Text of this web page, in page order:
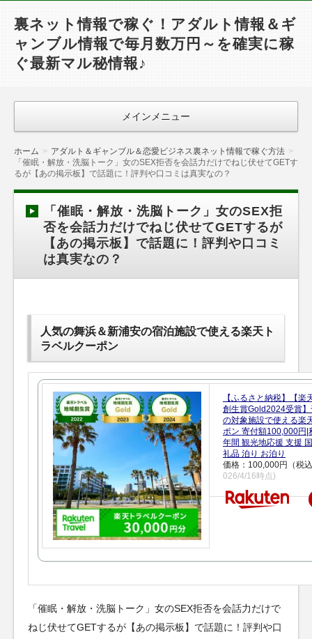
裏ネット情報で稼ぐ！アダルト情報＆ギ
ャンブル情報で毎月数万円～を確実に稼
ぐ最新マル秘情報♪
メインメニュー
ホーム
アダルト＆ギャンブル＆恋愛ビジネス裏ネット情報で稼ぐ方法
「催眠・解放・洗脳トーク」女のSEX拒否を会話力だけでねじ伏せてGETす
るが【あの掲示板】で話題に！評判や口コミは真実なの？
「催眠・解放・洗脳トーク」女のSEX拒
否を会話力だけでねじ伏せてGETするが
【あの掲示板】で話題に！評判や口コミ
は真実なの？
人気の舞浜＆新浦安の宿泊施設で使える楽天ト
ラベルクーポン
【ふるさと納税】【楽
創生賞Gold2024受賞
の対象施設で使える楽
ポン 寄付額100,000円|
年間 観光地応援 支援
礼品 泊り お泊り
価格：100,000円（税
026/4/16時点)
「催眠・解放・洗脳トーク」女のSEX拒否を会話力だけで
ねじ伏せてGETするが【あの掲示板】で話題に！評判や口